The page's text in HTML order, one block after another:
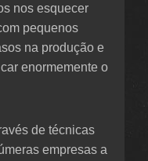
nos esquecer
pequenos
na produção e
enormemente o
de técnicas
empresas a